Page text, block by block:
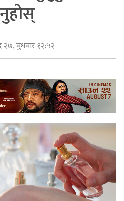
२७, बुधबार १२:५२